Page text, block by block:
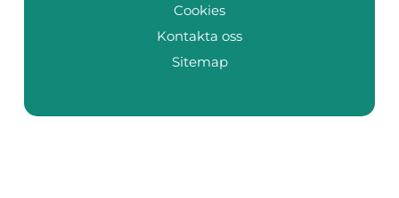
Cookies
Kontakta oss
Sitemap